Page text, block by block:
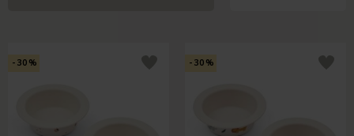
-30% -30%